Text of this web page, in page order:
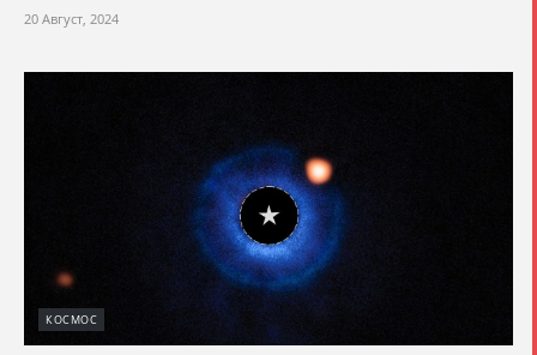
20 Август, 2024
КОСМОС